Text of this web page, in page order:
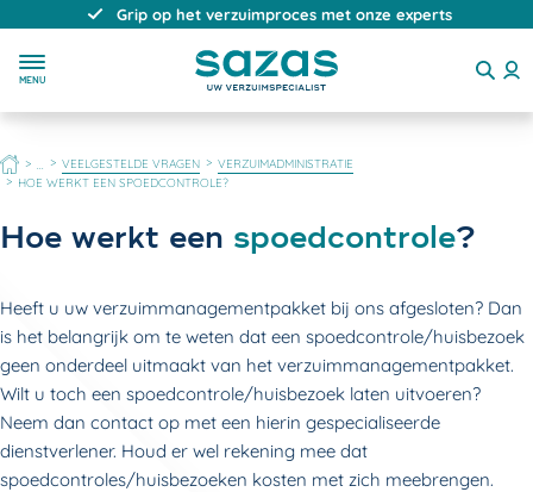
Grip op het verzuimproces met onze experts
MENU
HOME VEELGESTELDE VRAGEN
VERZUIMADMINISTRATIE
HOE WERKT EEN SPOEDCONTROLE?
Hoe werkt een spoedcontrole?
Heeft u uw verzuimmanagementpakket bij ons afgesloten? Dan
is het belangrijk om te weten dat een spoedcontrole/huisbezoek
geen onderdeel uitmaakt van het verzuimmanagementpakket.
Wilt u toch een spoedcontrole/huisbezoek laten uitvoeren?
Neem dan contact op met een hierin gespecialiseerde
dienstverlener. Houd er wel rekening mee dat
spoedcontroles/huisbezoeken kosten met zich meebrengen.